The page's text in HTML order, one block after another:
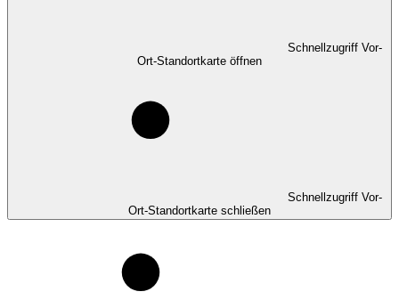
Schnellzugriff Vor-
Ort-Standortkarte öffnen
Schnellzugriff Vor-
Ort-Standortkarte schließen